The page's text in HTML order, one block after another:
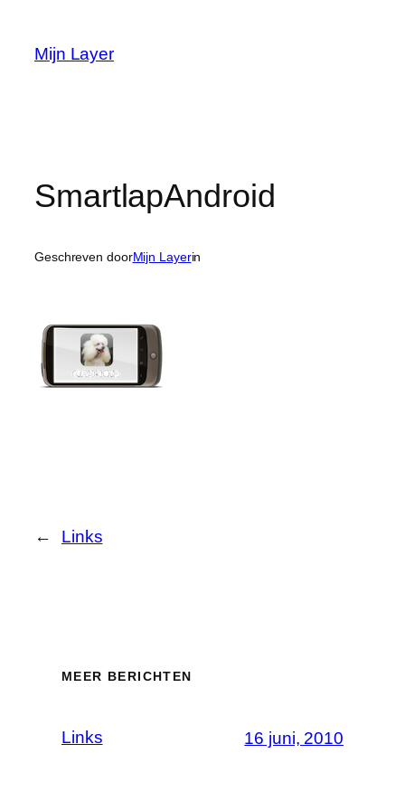
Mijn Layer
SmartlapAndroid
Geschreven doorMijn Layerin
← Links
MEER BERICHTEN
Links 16 juni, 2010